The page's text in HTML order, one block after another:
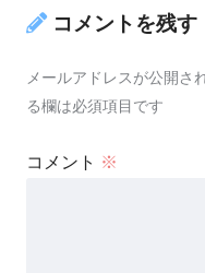
コメントを残す
メールアドレスが公開さ
る欄は必須項目です
コメント ※